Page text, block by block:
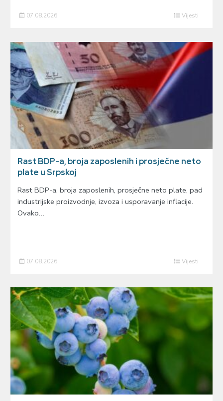
07.08.2026 Vijesti
Rast BDP-a, broja zaposlenih i prosječne neto
plate u Srpskoj
Rast BDP-a, broja zaposlenih, prosječne neto plate, pad
industrijske proizvodnje, izvoza i usporavanje inflacije.
Ovako…
07.08.2026 Vijesti